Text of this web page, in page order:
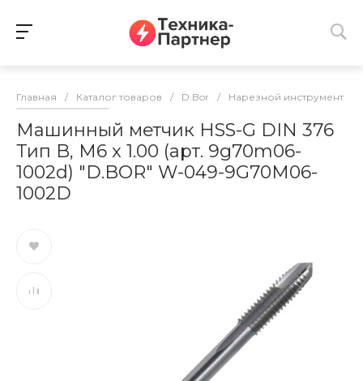
Главная / Каталог товаров / D.Bor / Нарезной инструмент
Машинный метчик HSS-G DIN 376
Тип B, M6 x 1.00 (арт. 9g70m06-
1002d) "D.BOR" W-049-9G70M06-
1002D